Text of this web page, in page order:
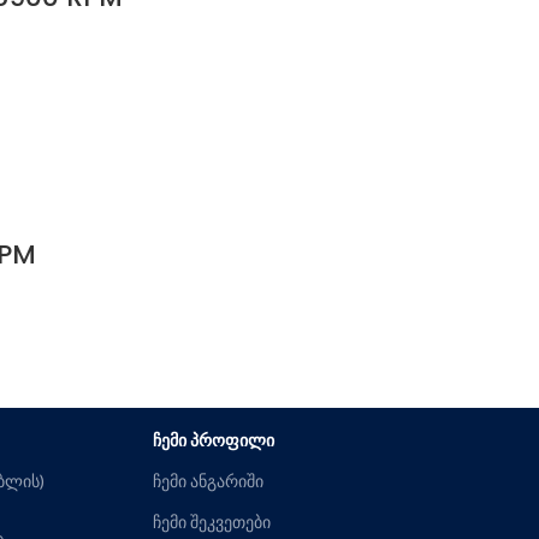
ᲩᲔᲛᲘ ᲞᲠᲝᲤᲘᲚᲘ
ჩემი ანგარიში
ჩემი შეკვეთები